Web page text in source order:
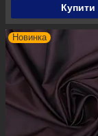
Купити
Новинка